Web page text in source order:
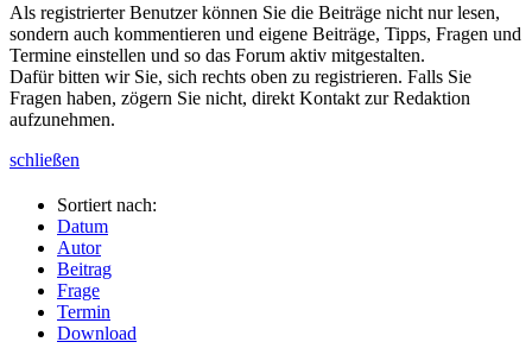
Als registrierter Benutzer können Sie die Beiträge nicht nur lesen,
sondern auch kommentieren und eigene Beiträge, Tipps, Fragen und
Termine einstellen und so das Forum aktiv mitgestalten.
Dafür bitten wir Sie, sich rechts oben zu registrieren. Falls Sie
Fragen haben, zögern Sie nicht, direkt Kontakt zur Redaktion
aufzunehmen.
schließen
Sortiert nach:
Datum
Autor
Beitrag
Frage
Termin
Download